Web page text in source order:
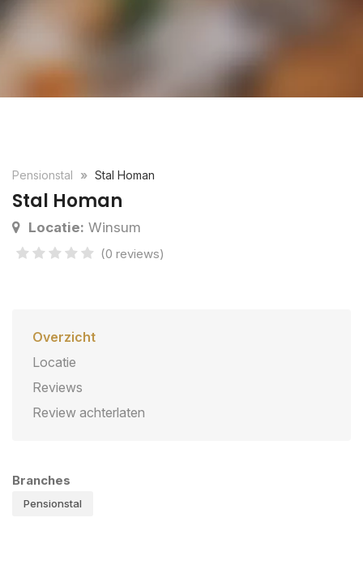
Pensionstal Stal Homan
Stal Homan
Locatie: Winsum
(0 reviews)
Overzicht
Locatie
Reviews
Review achterlaten
Branches
Pensionstal